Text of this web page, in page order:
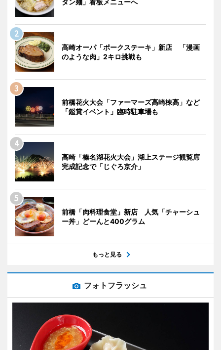
高崎オーパ「ポークステーキ」新店 「漫画
のような肉」2キロ挑戦も
前橋花火大会「ファーマーズ高崎棟高」など
「鑑賞イベント」臨時駐車場も
高崎「榛名湖花火大会」湖上ステージ観覧席
完成記念で「じぐろ京介」
前橋「肉料理食堂」新店 人気「チャーシュ
ー丼」どーんと400グラム
もっと見る
フォトフラッシュ